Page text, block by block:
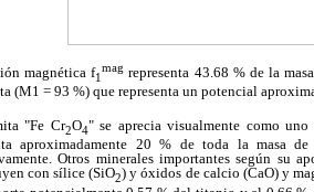
magnética f1
mag representa 43.68 % de la
(M1 = 93 %) que representa un potencial
"Fe Cr2O4" se aprecia visualmente como
aproximadamente 20 % de toda la masa
Otros minerales importantes según
con sílice (SiO2) y óxidos de calcio (CaO) y